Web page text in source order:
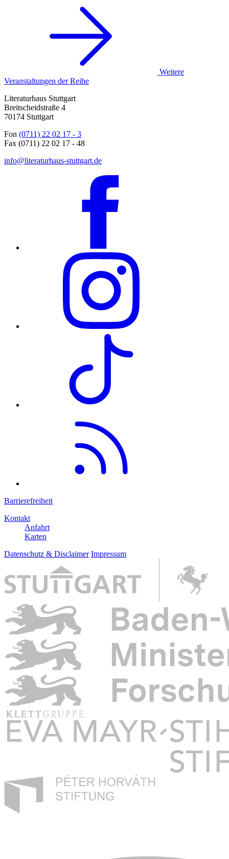
Weitere
Veranstaltungen der Reihe
Literaturhaus Stuttgart
Breitscheidstraße 4
70174 Stuttgart
Fon (0711) 22 02 17 - 3
Fax (0711) 22 02 17 - 48
info@literaturhaus-stuttgart.de
Barrierefreiheit
Kontakt
Anfahrt
Karten
Datenschutz & Disclaimer Impressum